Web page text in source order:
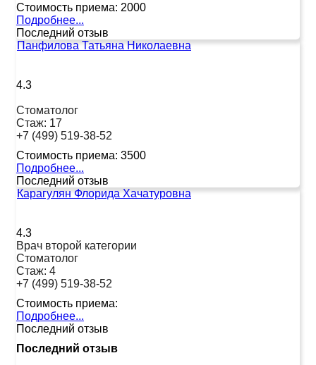
Стоимость приема: 2000
Подробнее...
Последний отзыв
Панфилова Татьяна Николаевна
4.3
Стоматолог
Стаж: 17
+7 (499) 519-38-52
Стоимость приема: 3500
Подробнее...
Последний отзыв
Карагулян Флорида Хачатуровна
4.3
Врач второй категории
Стоматолог
Стаж: 4
+7 (499) 519-38-52
Стоимость приема:
Подробнее...
Последний отзыв
Последний отзыв